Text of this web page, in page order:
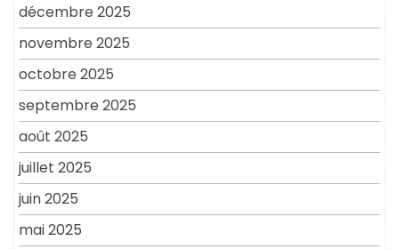
décembre 2025
novembre 2025
octobre 2025
septembre 2025
août 2025
juillet 2025
juin 2025
mai 2025